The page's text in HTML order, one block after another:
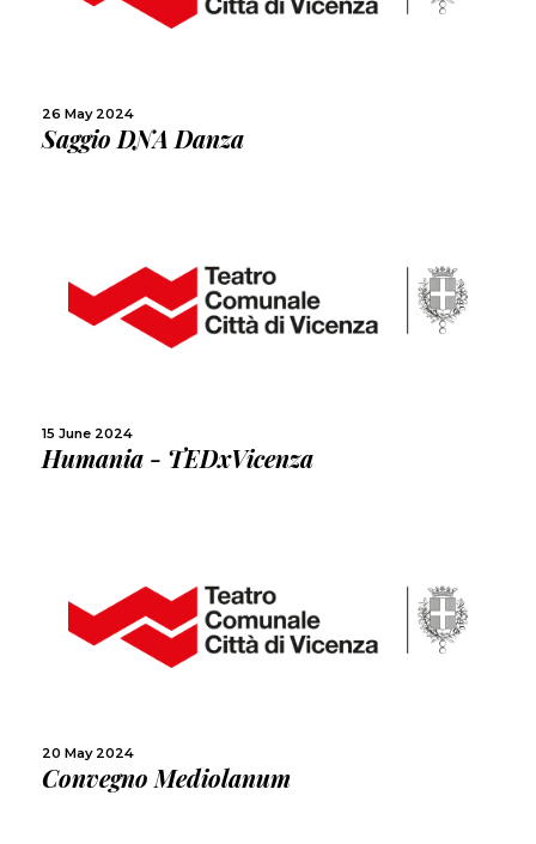
26 May 2024
Saggio DNA Danza
15 June 2024
Humania - TEDxVicenza
MORE
20 May 2024
Convegno Mediolanum
MORE